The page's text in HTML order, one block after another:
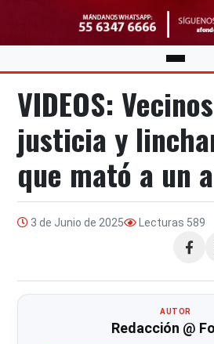
VIDEOS:
justicia y
que mató a un
3 de Junio de 2025 Lecturas 589
AUTOR
Redacción @